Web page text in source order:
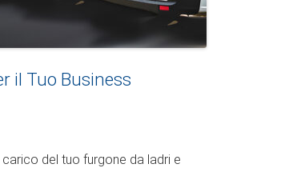
il Tuo Business
del tuo furgone da ladri e